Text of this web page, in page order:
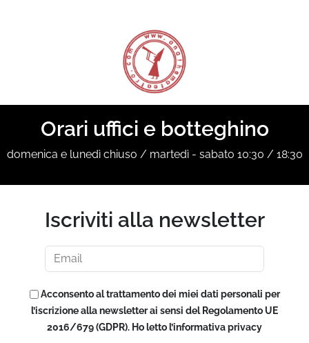
Orari uffici e botteghino
domenica e lunedì chiuso / martedì - sabato 10:30 / 18:30
Iscriviti alla newsletter
Acconsento al trattamento dei miei dati personali per
l’iscrizione alla newsletter ai sensi del Regolamento UE
2016/679 (GDPR). Ho letto l’informativa privacy